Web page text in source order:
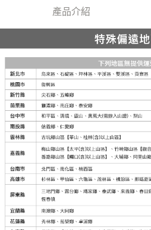
產品介紹